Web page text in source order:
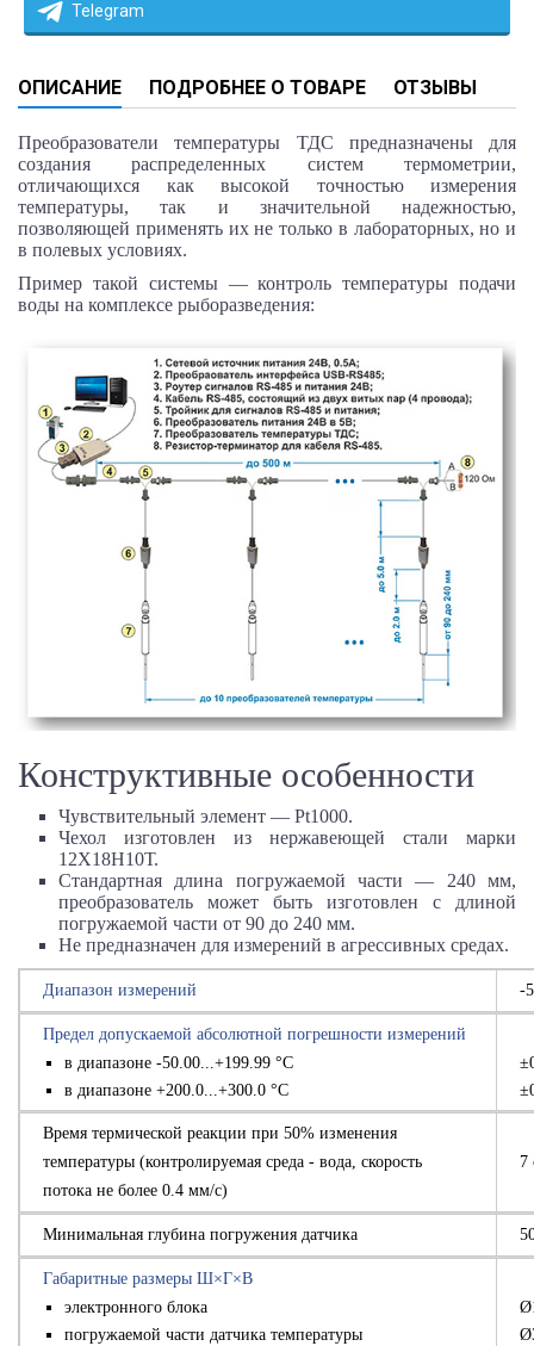
Telegram
ОПИСАНИЕ ПОДРОБНЕЕ О ТОВАРЕ ОТЗЫВЫ
Преобразователи температуры ТДС предназначены для
создания распределенных систем термометрии,
отличающихся как высокой точностью измерения
температуры, так и значительной надежностью,
позволяющей применять их не только в лабораторных, но и
в полевых условиях.
Пример такой системы — контроль температуры подачи
воды на комплексе рыборазведения:
Конструктивные особенности
Чувствительный элемент — Pt1000.
Чехол изготовлен из нержавеющей стали марки
12Х18Н10Т.
Стандартная длина погружаемой части — 240 мм,
преобразователь может быть изготовлен с длиной
погружаемой части от 90 до 240 мм.
Не предназначен для измерений в агрессивных средах.
Диапазон измерений -
Предел допускаемой абсолютной погрешности измерений
в диапазоне -50.00...+199.99 °С
в диапазоне +200.0...+300.0 °С
Время термической реакции при 50% изменения
температуры (контролируемая среда - вода, скорость
потока не более 0.4 мм/с)
7
Минимальная глубина погружения датчика
Габаритные размеры Ш×Г×В
электронного блока
погружаемой части датчика температуры